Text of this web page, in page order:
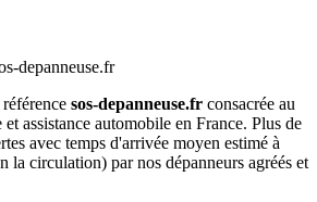
depanneuse.fr
sos-depanneuse.fr consacrée au
assistance automobile en France. Plus de
avec temps d'arrivée moyen estimé à
la circulation) par nos dépanneurs agréés et